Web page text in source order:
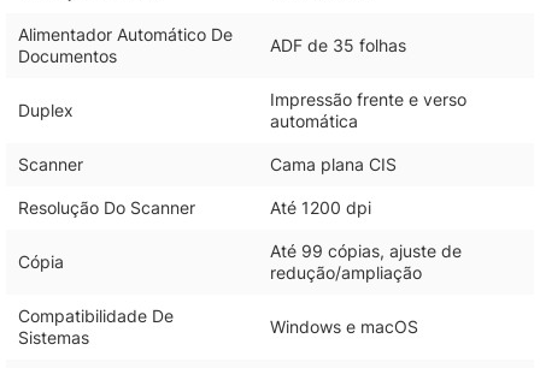
Alimentador Automático De
Documentos
ADF de 35 folhas
Duplex
Impressão frente e verso
automática
Scanner Cama plana CIS
Resolução Do Scanner Até 1200 dpi
Cópia
Até 99 cópias, ajuste de
redução/ampliação
Compatibilidade De
Sistemas
Windows e macOS